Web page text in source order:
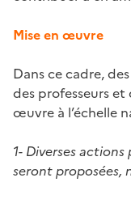
Mise en œuvre
Dans ce cadre,
des professeurs
œuvre à l’échelle
1- Diverses
seront proposées,